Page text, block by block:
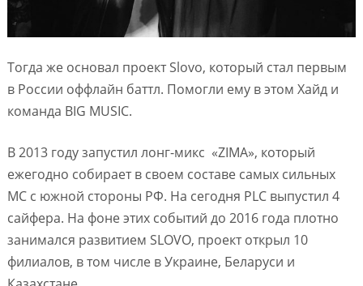
Тогда же основал проект Slovo, который стал первым
в России оффлайн баттл. Помогли ему в этом Хайд и
команда BIG MUSIC.
В 2013 году запустил лонг-микс «ZIMA», который
ежегодно собирает в своем составе самых сильных
МС с южной стороны РФ. На сегодня PLC выпустил 4
сайфера. На фоне этих событий до 2016 года плотно
занимался развитием SLOVO, проект открыл 10
филиалов, в том числе в Украине, Беларуси и